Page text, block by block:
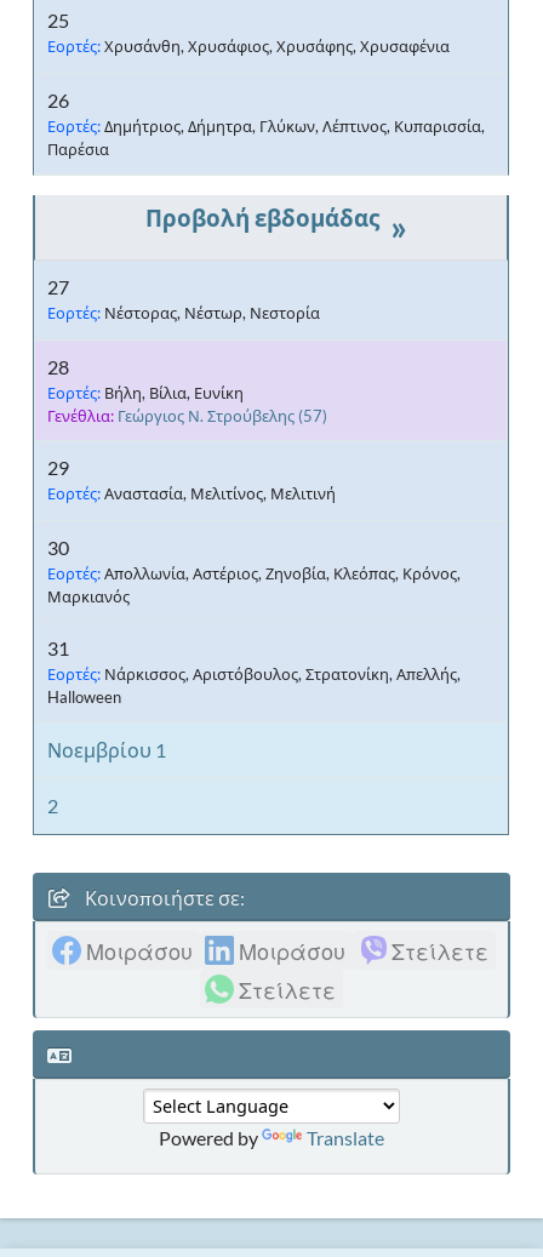
25
Εορτές:Χρυσάνθη, Χρυσάφιος, Χρυσάφης, Χρυσαφένια
26
Εορτές:Δημήτριος, Δήμητρα, Γλύκων, Λέπτινος, Κυπαρισσία,
Παρέσια
»
27
Εορτές: Νέστορας, Νέστωρ, Νεστορία
28
Εορτές: Βήλη, Βίλια, Ευνίκη
Γενέθλια: Γεώργιος Ν. Στρούβελης (57)
29
Εορτές:Αναστασία, Μελιτίνος, Μελιτινή
30
Εορτές:Απολλωνία, Αστέριος, Ζηνοβία, Κλεόπας, Κρόνος,
Μαρκιανός
31
Εορτές: Νάρκισσος, Αριστόβουλος, Στρατονίκη, Απελλής,
Halloween
Νοεμβρίου 1
2
Κοινοποιήστε σε:
Μοιράσου Μοιράσου
Στείλετε
Στείλετε
Powered by Translate